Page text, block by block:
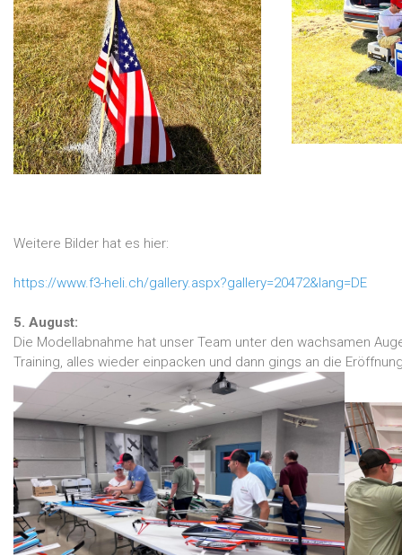
Weitere Bilder hat es hier:
https://www.f3-heli.ch/gallery.aspx?gallery=20472&lang=DE
5. August:
Die Modellabnahme hat unser Team unter den wachsamen
Training, alles wieder einpacken und dann gings an die